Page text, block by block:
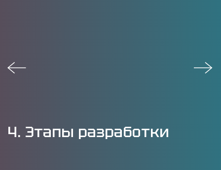
4. Этапы разработки